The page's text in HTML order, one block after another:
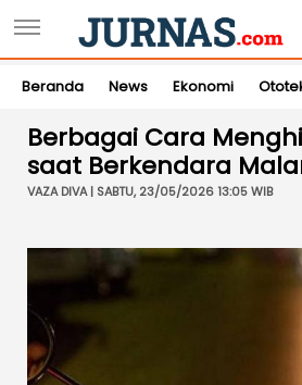
Beranda News Ekonomi
Berbagai Cara
saat Berkendara
VAZA DIVA | SABTU, 23/05/2026 13:05 WIB